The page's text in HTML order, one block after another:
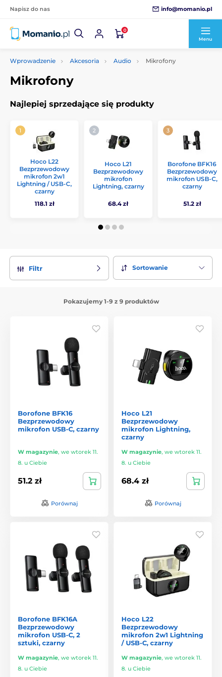
Napisz do nas info@momanio.pl
0
Menu
Wprowadzenie Akcesoria Audio Mikrofony
Mikrofony
Najlepiej sprzedające się produkty
Hoco L22
Bezprzewodowy
mikrofon 2w1
Lightning / USB-C,
czarny
118.1 zł
Hoco L21
Bezprzewodowy
mikrofon
Lightning, czarny
68.4 zł
Borofone BFK16
Bezprzewodowy
mikrofon USB-C,
czarny
51.2 zł
Filtr Sortowanie
Pokazujemy 1-9 z 9 produktów
Borofone BFK16
Bezprzewodowy
mikrofon USB-C, czarny
W magazynie, we wtorek 11.
8. u Ciebie
51.2 zł
Porównaj
Hoco L21
Bezprzewodowy
mikrofon Lightning,
czarny
W magazynie, we wtorek 11.
8. u Ciebie
68.4 zł
Porównaj
Borofone BFK16A
Bezprzewodowy
mikrofon USB-C, 2
sztuki, czarny
W magazynie, we wtorek 11.
8. u Ciebie
Hoco L22
Bezprzewodowy
mikrofon 2w1 Lightning
/ USB-C, czarny
W magazynie, we wtorek 11.
8. u Ciebie